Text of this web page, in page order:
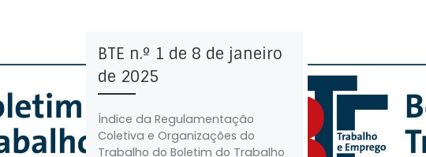
BTE n.º 1 de 8 de janeiro
de 2025
Índice da Regulamentação
Coletiva e Organizações do
Trabalho do Boletim do Trabalho